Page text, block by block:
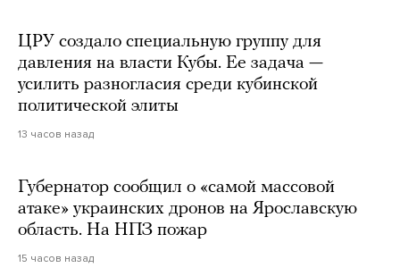
ЦРУ создало специальную группу для
давления на власти Кубы. Ее задача —
усилить разногласия среди кубинской
политической элиты
13 часов назад
Губернатор сообщил о «самой массовой
атаке» украинских дронов на Ярославскую
область. На НПЗ пожар
15 часов назад